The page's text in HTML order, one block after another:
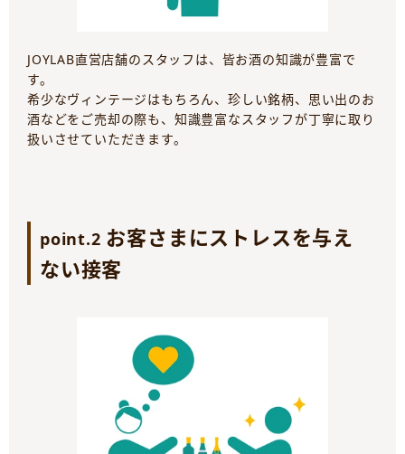
JOYLAB直営店舗のスタッフは、皆お酒の知識が豊富で
す。
希少なヴィンテージはもちろん、珍しい銘柄、思い出のお
酒などをご売却の際も、知識豊富なスタッフが丁寧に取り
扱いさせていただきます。
point.2 お客さまにストレスを与え
ない接客